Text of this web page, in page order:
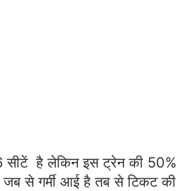
सीटें है लेकिन इस ट्रेन की 50%
जब से गर्मी आई है तब से टिकट की